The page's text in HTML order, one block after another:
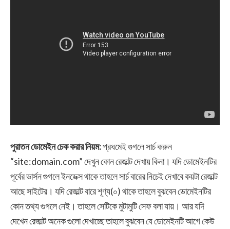
পুরাতন ডোমেইন চেক করার নিয়ম:প্রধমেই গুগলে সার্চ করুন
“site:domain.com” দেখুন কোন রেজাল্ট দেখায় কিনা। যদি ডোমেইনটির
পূর্বের ভার্সন গুগলে ইনডেক্স থাকে তাহলে সার্চ বারের নিচেই দেখাবে কয়টা রেজাল্ট
আছে সাইটের। যদি রেজাল্ট বারে শূণ্য(০) থাকে তাহলে বুঝবেন ডোমেইনটির
কোন তথ্য গুগলে নেই। তাহলে সেটিকে মুটামুটি সেফ বলা যায়। আর যদি
দেখেন রেজাল্ট অনেক গুলো দেখাচ্ছে তাহলে বুঝবেন যে ডোমেইনটি আগে কেউ